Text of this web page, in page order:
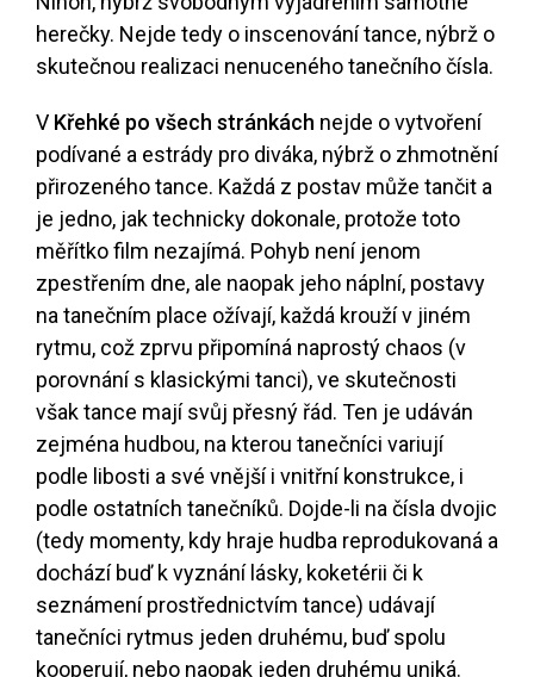
herečky. Nejde tedy o inscenování tance, nýbrž o
skutečnou realizaci nenuceného tanečního čísla.
V Křehké po všech stránkách nejde o vytvoření
podívané a estrády pro diváka, nýbrž o zhmotnění
přirozeného tance. Každá z postav může tančit a
je jedno, jak technicky dokonale, protože toto
měřítko film nezajímá. Pohyb není jenom
zpestřením dne, ale naopak jeho náplní, postavy
na tanečním place ožívají, každá krouží v jiném
rytmu, což zprvu připomíná naprostý chaos (v
porovnání s klasickými tanci), ve skutečnosti
však tance mají svůj přesný řád. Ten je udáván
zejména hudbou, na kterou tanečníci variují
podle libosti a své vnější i vnitřní konstrukce, i
podle ostatních tanečníků. Dojde-li na čísla dvojic
(tedy momenty, kdy hraje hudba reprodukovaná a
dochází buď k vyznání lásky, koketérii či k
seznámení prostřednictvím tance) udávají
tanečníci rytmus jeden druhému, buď spolu
kooperují, nebo naopak jeden druhému uniká.